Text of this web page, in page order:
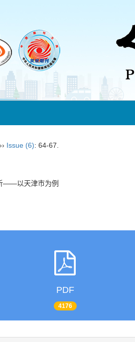
›› Issue (6): 64-67.
——以天津市为例
PDF
4176